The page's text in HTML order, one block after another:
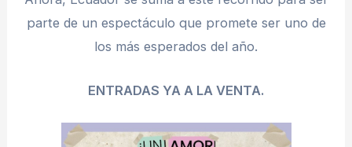
parte de un espectáculo que promete ser uno de
los más esperados del año.
ENTRADAS YA A LA VENTA.